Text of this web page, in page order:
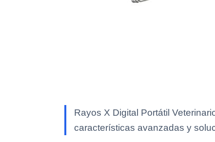
Rayos X Digital Portátil
características avanzadas y